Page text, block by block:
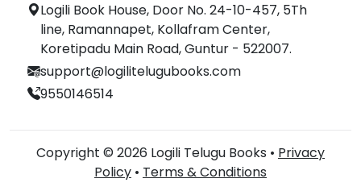
Logili Book House, Door No. 24-10-457, 5Th
line, Ramannapet, Kollafram Center,
Koretipadu Main Road, Guntur - 522007.
support@logilitelugubooks.com
9550146514
Copyright © 2026 Logili Telugu Books • Privacy
Policy • Terms & Conditions